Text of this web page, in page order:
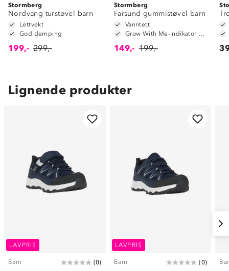
Stormberg
Nordvang turstøvel barn
Lettvekt
God demping
199,- 299,-
Stormberg
Farsund gummistøvel barn
Vanntett
149,- 199,-
Lignende produkter
LAVPRIS
Barn (0)
LAVPRIS
Barn (0)